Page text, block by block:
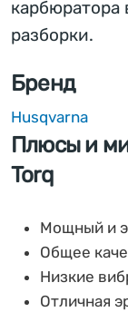
карбюратора
разборки.
Бренд
Husqvarna
Плюсы и
Torq
Мощный и
Общее
Низкие
Отличная